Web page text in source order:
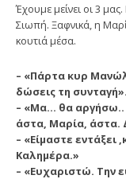
Έχουμε μείνει οι 3
Σιωπή. Ξαφνικά, η
κουτιά μέσα.
– «Πάρτα κυρ
δώσεις τη συνταγή».
– «Μα… θα αργήσω..
άστα, Μαρία, άστα.
– «Είμαστε
Καλημέρα.»
– «Ευχαριστώ. Την